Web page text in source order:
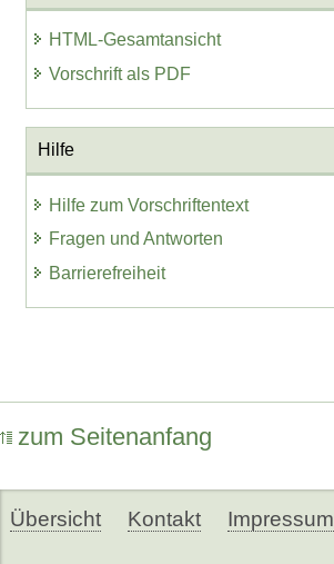
HTML-Gesamtansicht
Vorschrift als PDF
Hilfe
Hilfe zum Vorschriftentext
Fragen und Antworten
Barrierefreiheit
zum Seitenanfang
Übersicht Kontakt Impressum